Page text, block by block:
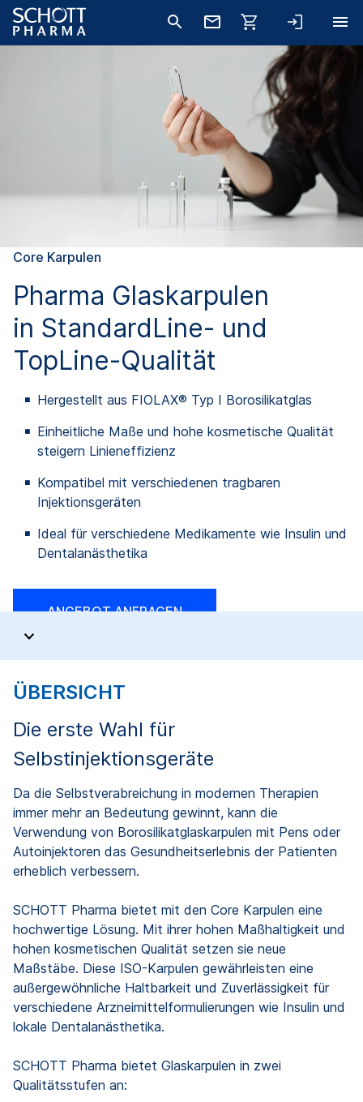
Core Karpulen
Pharma Glaskarpulen
in StandardLine- und
TopLine-Qualität
Hergestellt aus FIOLAX® Typ I Borosilikatglas
Einheitliche Maße und hohe kosmetische Qualität
steigern Linieneffizienz
Kompatibel mit verschiedenen tragbaren
Injektionsgeräten
Ideal für verschiedene Medikamente wie Insulin und
Dentalanästhetika
ANGEBOT ANFRAGEN
ÜBERSICHT
Die erste Wahl für
Selbstinjektionsgeräte
Da die Selbstverabreichung in modernen Therapien
immer mehr an Bedeutung gewinnt, kann die
Verwendung von Borosilikatglaskarpulen mit Pens oder
Autoinjektoren das Gesundheitserlebnis der Patienten
erheblich verbessern.
SCHOTT Pharma bietet mit den Core Karpulen eine
hochwertige Lösung. Mit ihrer hohen Maßhaltigkeit und
hohen kosmetischen Qualität setzen sie neue
Maßstäbe. Diese ISO-Karpulen gewährleisten eine
außergewöhnliche Haltbarkeit und Zuverlässigkeit für
verschiedene Arzneimittelformulierungen wie Insulin und
lokale Dentalanästhetika.
SCHOTT Pharma bietet Glaskarpulen in zwei
Qualitätsstufen an: